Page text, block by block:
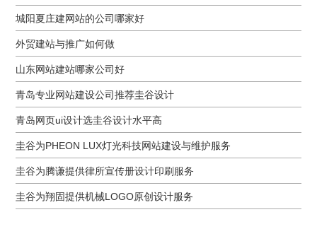
城阳夏庄建网站的公司哪家好
外贸建站与推广如何做
山东网站建站哪家公司好
青岛专业网站建设公司推荐圭谷设计
青岛网页ui设计选圭谷设计水平高
圭谷为PHEON LUX灯光科技网站建设与维护服务
圭谷为腾谦提供律所宣传册设计印刷服务
圭谷为翔固提供机械LOGO原创设计服务